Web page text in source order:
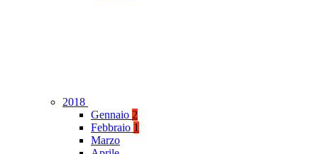
2018
Gennaio 2
Febbraio 1
Marzo